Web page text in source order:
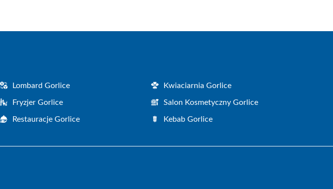
Lombard Gorlice Kwiaciarnia Gorlice
Fryzjer Gorlice Salon Kosmetyczny Gorlice
Restauracje Gorlice Kebab Gorlice